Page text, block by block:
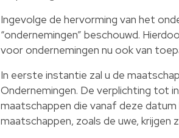
Ingevolge de hervorming van het
“ondernemingen” beschouwd.
voor ondernemingen nu ook van
In eerste instantie zal u de
Ondernemingen. De verplichting tot
maatschappen die vanaf deze
maatschappen, zoals de uwe, krijgen